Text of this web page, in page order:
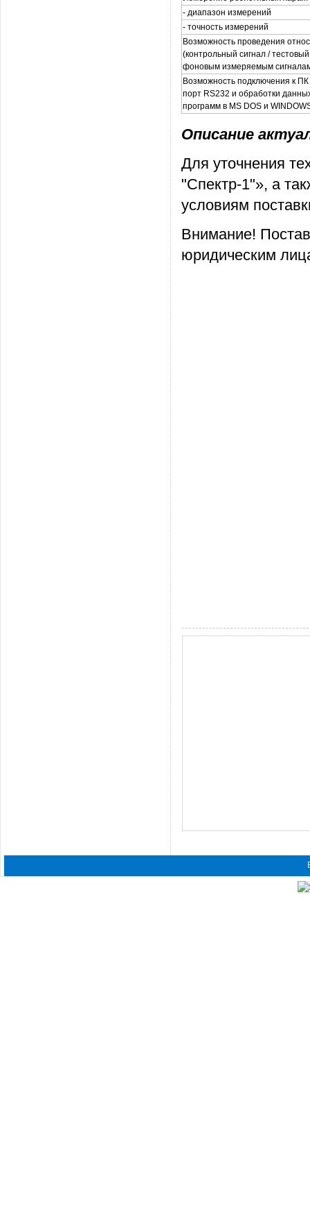
- диапазон измерений
- точность измерений
Возможность проведения
(контрольный сигнал /
фоновым измеряемым
Возможность подключения к
порт RS232 и обработки
программ в MS DOS и
Описание
Для уточнения
"Спектр-1"», а
условиям
Внимание!
юридическим